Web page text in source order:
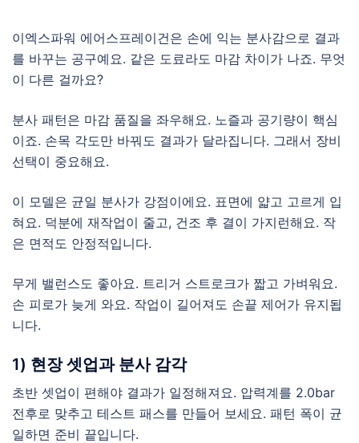
이엑스파워 에어스프레이건은 손에 익는 분사감으로 결과
를 바꾸는 공구예요. 같은 도료라도 마감 차이가 나죠. 무엇
이 다른 걸까요?
분사 패턴은 마감 품질을 좌우해요. 노즐과 공기량이 핵심
이죠. 손목 각도만 바꿔도 결과가 달라집니다. 그래서 장비
선택이 중요해요.
이 모델은 균일 분사가 강점이에요. 표면에 얇고 고르게 입
혀요. 덕분에 재작업이 줄고, 건조 후 결이 가지런해요. 작
은 면적도 안정적입니다.
무게 밸런스도 좋아요. 트리거 스트로크가 짧고 가벼워요.
손 피로가 늦게 와요. 작업이 길어져도 손끝 제어가 유지됩
니다.
1) 현장 셋업과 분사 감각
초반 셋업이 편해야 결과가 일정해져요. 압력계를 2.0bar
전후로 맞추고 테스트 패스를 만들어 보세요. 패턴 폭이 균
일하면 준비 끝입니다.